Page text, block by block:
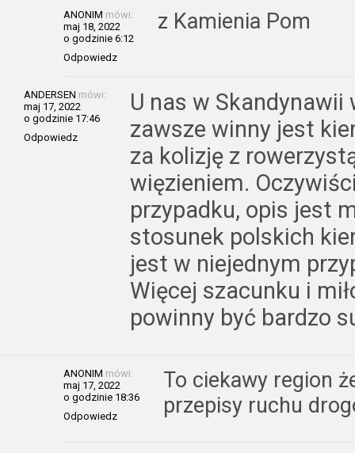
ANONIM mówi:
maj 18, 2022
o godzinie 6:12
Odpowiedz
z Kamienia Pom
ANDERSEN mówi:
maj 17, 2022
o godzinie 17:46
Odpowiedz
U nas w
zawsze winny jest
za kolizję z
więzieniem.
przypadku, opis jest
stosunek polskich
jest w niejednym
Więcej szacunku i
powinny być bardzo
ANONIM mówi:
maj 17, 2022
o godzinie 18:36
Odpowiedz
To ciekawy region
przepisy ruchu